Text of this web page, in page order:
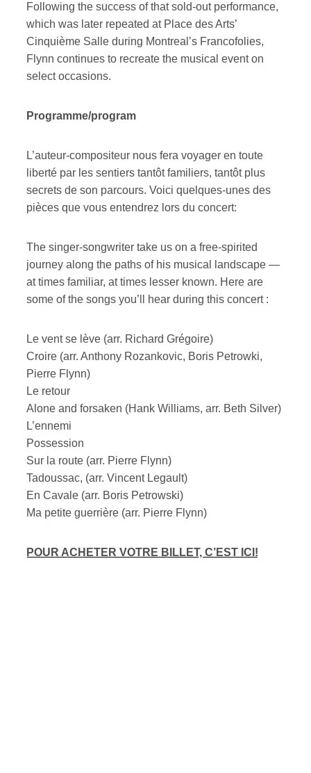
Following the success of that sold-out performance,
which was later repeated at Place des Arts’
Cinquième Salle during Montreal’s Francofolies,
Flynn continues to recreate the musical event on
select occasions.
Programme/program
L’auteur-compositeur nous fera voyager en toute
liberté par les sentiers tantôt familiers, tantôt plus
secrets de son parcours. Voici quelques-unes des
pièces que vous entendrez lors du concert:
The singer-songwriter take us on a free-spirited
journey along the paths of his musical landscape —
at times familiar, at times lesser known. Here are
some of the songs you’ll hear during this concert :
Le vent se lève (arr. Richard Grégoire)
Croire (arr. Anthony Rozankovic, Boris Petrowki,
Pierre Flynn)
Le retour
Alone and forsaken (Hank Williams, arr. Beth Silver)
L’ennemi
Possession
Sur la route (arr. Pierre Flynn)
Tadoussac, (arr. Vincent Legault)
En Cavale (arr. Boris Petrowski)
Ma petite guerrière (arr. Pierre Flynn)
POUR ACHETER VOTRE BILLET, C’EST ICI!